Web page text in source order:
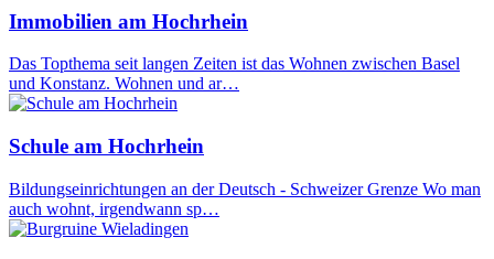
Immobilien am Hochrhein
Das Topthema seit langen Zeiten ist das Wohnen zwischen Basel
und Konstanz. Wohnen und ar…
Schule am Hochrhein
Bildungseinrichtungen an der Deutsch - Schweizer Grenze Wo man
auch wohnt, irgendwann sp…